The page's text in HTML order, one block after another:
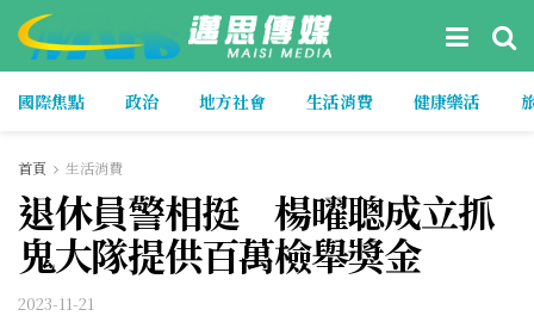
國際焦點 政治 地方社會 生活消費 健康樂活
首頁 生活消費
退休員警相挺 楊曜聰成立抓
鬼大隊提供百萬檢舉獎金
2023-11-21